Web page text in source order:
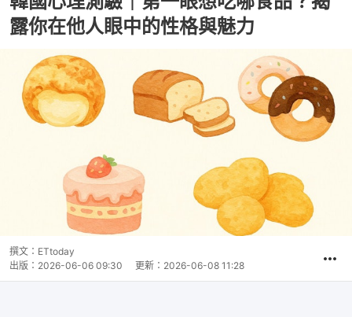
露你在他人眼中的性格與魅力
撰文： ETtoday
出版： 2026-06-06 09:30 更新： 2026-06-08 11:28